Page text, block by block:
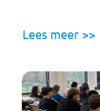
Lees meer >>